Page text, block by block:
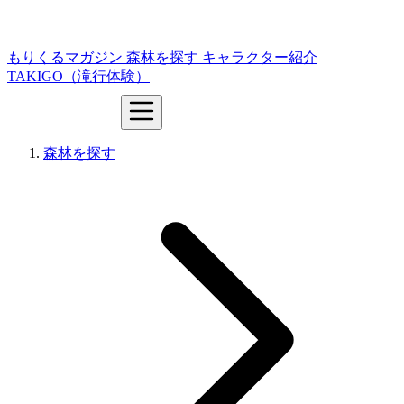
もりくるマガジン 森林を探す キャラクター紹介
TAKIGO（滝行体験）
森林を探す